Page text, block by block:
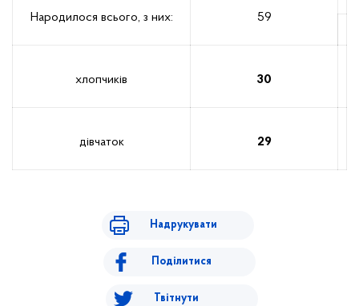
Народилося всього, з них: 59
хлопчиків 30
дівчаток 29
Надрукувати
Поділитися
Твітнути